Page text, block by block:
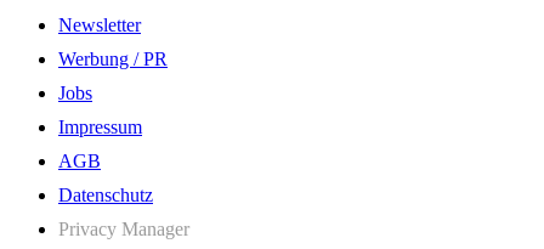
Newsletter
Werbung / PR
Jobs
Impressum
AGB
Datenschutz
Privacy Manager